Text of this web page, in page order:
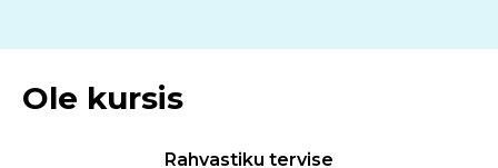
Ole kursis